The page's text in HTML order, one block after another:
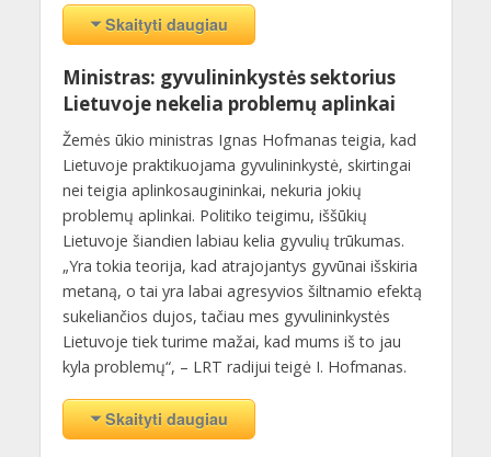
Skaityti daugiau
Ministras: gyvulininkystės sektorius
Lietuvoje nekelia problemų aplinkai
Žemės ūkio ministras Ignas Hofmanas teigia, kad
Lietuvoje praktikuojama gyvulininkystė, skirtingai
nei teigia aplinkosaugininkai, nekuria jokių
problemų aplinkai. Politiko teigimu, iššūkių
Lietuvoje šiandien labiau kelia gyvulių trūkumas.
„Yra tokia teorija, kad atrajojantys gyvūnai išskiria
metaną, o tai yra labai agresyvios šiltnamio efektą
sukeliančios dujos, tačiau mes gyvulininkystės
Lietuvoje tiek turime mažai, kad mums iš to jau
kyla problemų“, – LRT radijui teigė I. Hofmanas.
Skaityti daugiau